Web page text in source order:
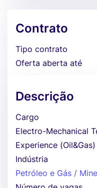
Contrato
Tipo contrato
Oferta aberta até
Descrição
Cargo
Electro-Mechanical
Experience (Oil&Gas)
Indústria
Petróleo e Gás /